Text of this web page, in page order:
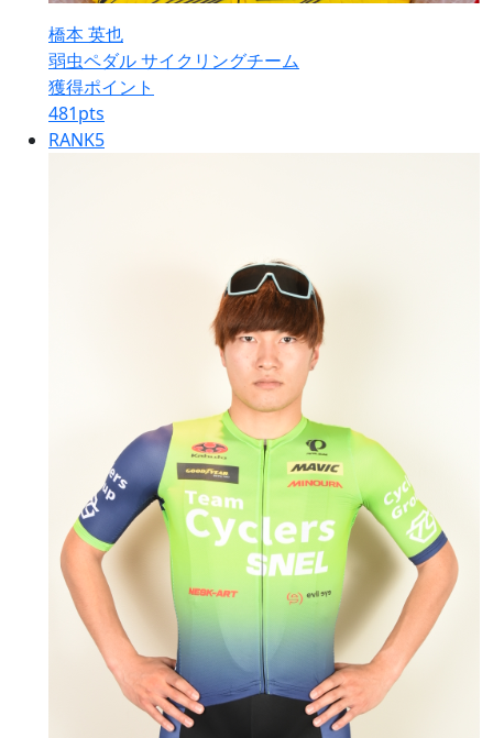
橋本 英也
弱虫ペダル サイクリングチーム
獲得ポイント
481pts
RANK5